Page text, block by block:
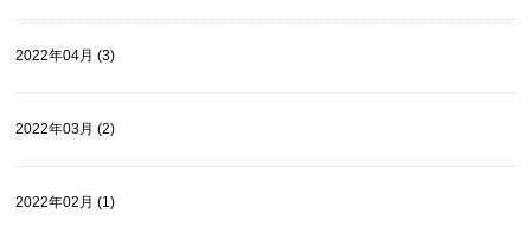
2022年04月 (3)
2022年03月 (2)
2022年02月 (1)